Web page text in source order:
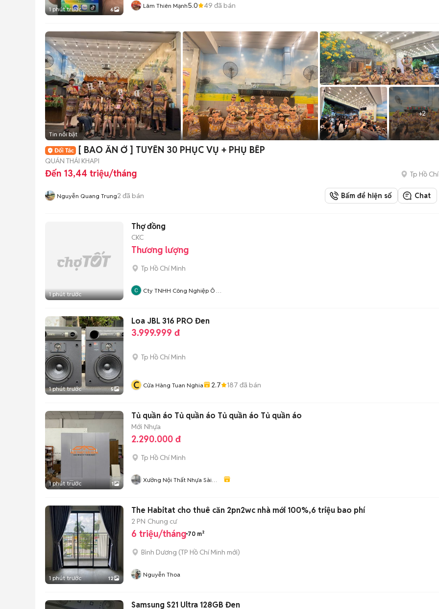
1 phút trước 6 Lâm Thiên Mạnh5.0 49 đã bán
+2
Tin nổi bật
[ BAO ĂN Ở ] TUYỂN 30 PHỤC VỤ + PHỤ BẾP
QUÁN THÁI KHAPI
Đến 13,44 triệu/tháng Tp Hồ
Nguyễn Quang Trung2 đã bán Bấm để hiện số Chat
1 phút trước
Thợ đồng
CKC
Thương lượng
Tp Hồ Chí Minh
Cty TNHH Công Nghiệp Ô Tô
1 phút trước 5
Loa JBL 316 PRO Đen
3.999.999 đ
Tp Hồ Chí Minh
C Cửa Hàng Tuan Nghia 2.7 187 đã bán
1 phút trước 1
Tủ quần áo Tủ quần áo Tủ quần áo Tủ quần áo
Mới Nhựa
2.290.000 đ
Tp Hồ Chí Minh
Xưởng Nội Thất Nhựa Sài
1 phút trước 12
The Habitat cho thuê căn 2pn2wc nhà mới 100%,6 triệu bao phí
2 PN Chung cư
6 triệu/tháng 70 m²
Bình Dương (TP Hồ Chí Minh mới)
Nguyễn Thoa
Samsung S21 Ultra 128GB Đen